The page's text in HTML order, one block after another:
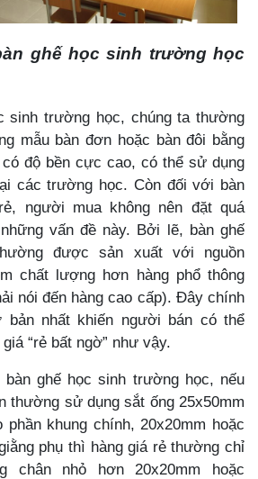
ghế học sinh trường học
sinh trường học, chúng ta thường
mẫu bàn đơn hoặc bàn đôi bằng
độ bền cực cao, có thể sử dụng
các trường học. Còn đối với bàn
người mua không nên đặt quá
vấn đề này. Bởi lẽ, bàn ghế
được sản xuất với nguồn
chất lượng hơn hàng phổ thông
nói đến hàng cao cấp). Đây chính
bản nhất khiến người bán có thể
“rẻ bất ngờ” như vậy.
bàn ghế học sinh trường học, nếu
thường sử dụng sắt ống 25x50mm
phần khung chính, 20x20mm hoặc
phụ thì hàng giá rẻ thường chỉ
chân nhỏ hơn 20x20mm hoặc